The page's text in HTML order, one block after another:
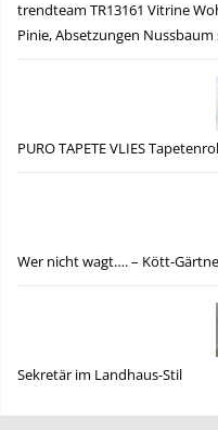
trendteam TR13161 Vitrine
Pinie, Absetzungen
PURO TAPETE VLIES
Wer nicht wagt…. – Kött-
Sekretär im Landhaus-Stil